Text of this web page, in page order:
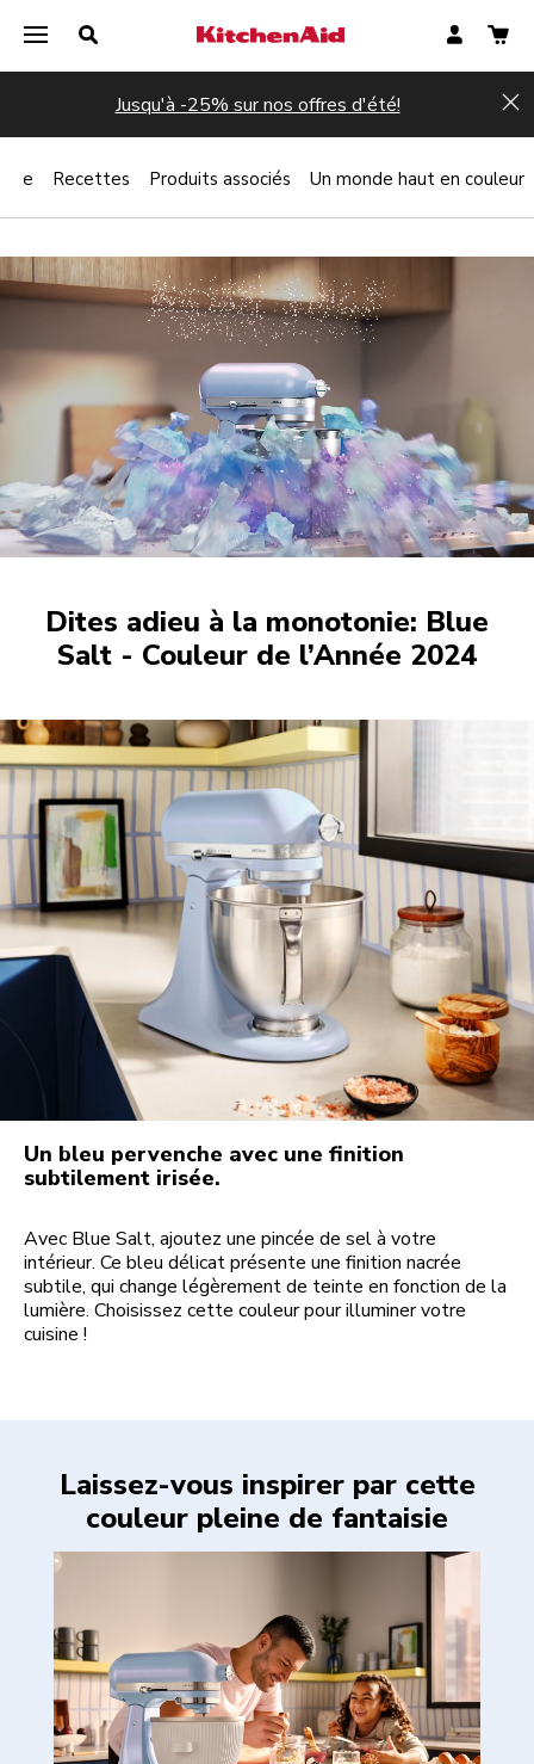
Jusqu'à -25% sur nos offres d'été!
Recettes Produits associés Un monde haut en couleur
Dites adieu à la monotonie: Blue
Salt - Couleur de l’Année 2024
Un bleu pervenche avec une finition
subtilement irisée.
Avec Blue Salt, ajoutez une pincée de sel à votre
intérieur. Ce bleu délicat présente une finition nacrée
subtile, qui change légèrement de teinte en fonction de la
lumière. Choisissez cette couleur pour illuminer votre
cuisine !
Laissez-vous inspirer par cette
couleur pleine de fantaisie